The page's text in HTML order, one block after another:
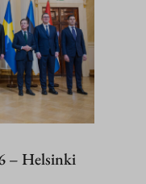
– Helsinki